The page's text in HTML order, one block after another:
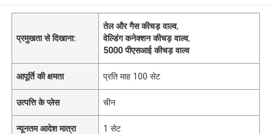
प्रमुखता से दिखाना:
तेल और गैस कीचड़ वाल्व,
वेल्डिंग कनेक्शन कीचड़ वाल्व,
5000 पीएसआई कीचड़ वाल्व
आपूर्ति की क्षमता प्रति माह 100 सेट
उत्पत्ति के प्लेस चीन
न्यूनतम आदेश मात्रा 1 सेट